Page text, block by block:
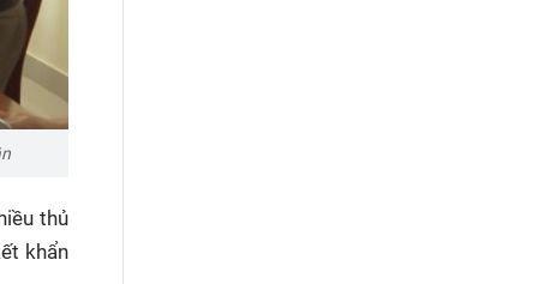
thủ
khẩn